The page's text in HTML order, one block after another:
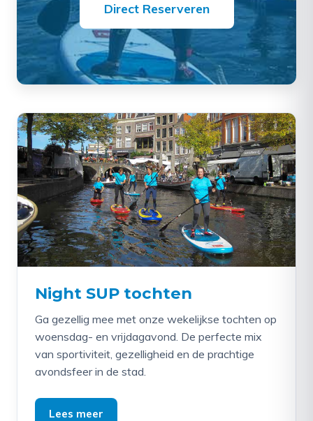
Direct Reserveren
Night SUP tochten
Ga gezellig mee met onze wekelijkse tochten op
woensdag- en vrijdagavond. De perfecte mix
van sportiviteit, gezelligheid en de prachtige
avondsfeer in de stad.
Lees meer